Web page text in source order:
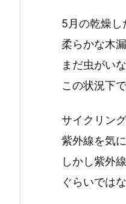
5月の乾燥し
柔らかな木漏
まだ虫がい
この状況下
サイクリン
紫外線を気
しかし紫外
ぐらいでは